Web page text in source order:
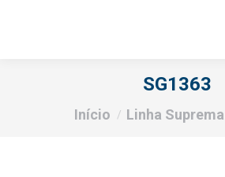
SG1363
Você está aqui:
Início Linha Suprema